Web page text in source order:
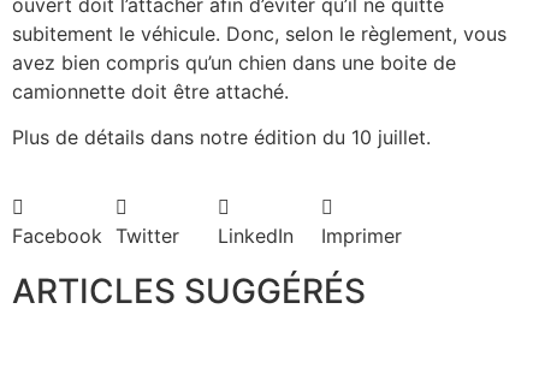
subitement le véhicule. Donc, selon le règlement, vous
avez bien compris qu’un chien dans une boite de
camionnette doit être attaché.
Plus de détails dans notre édition du 10 juillet.
Facebook Twitter LinkedIn Imprimer
ARTICLES SUGGÉRÉS